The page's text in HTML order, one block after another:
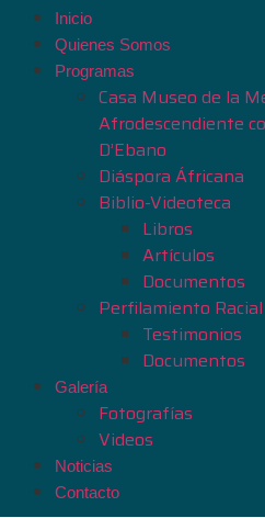
Inicio
Quienes Somos
Programas
Casa Museo de la
Afrodescendiente
D’Ebano
Diáspora Áfricana
Biblio-Videoteca
Libros
Artículos
Documentos
Perfilamiento Racial
Testimonios
Documentos
Galería
Fotografías
Videos
Noticias
Contacto